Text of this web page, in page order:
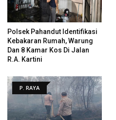
Polsek Pahandut Identifikasi
Kebakaran Rumah, Warung
Dan 8 Kamar Kos Di Jalan
R.A. Kartini
P. RAYA